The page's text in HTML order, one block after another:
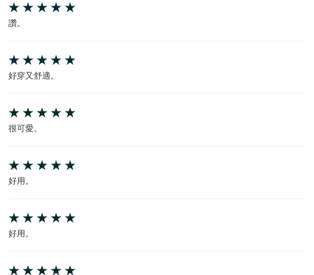
讚。
好穿又舒適。
很可愛。
好用。
好用。